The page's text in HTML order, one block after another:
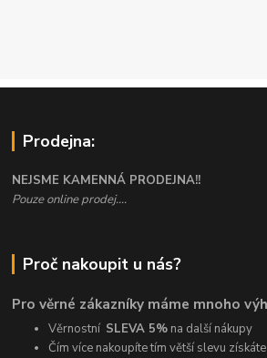
Prodejna:
NEJSME KAMENNÁ PRODEJNA!!
Pouze online prodej....
Proč nakoupit u nás?
Pro věrné zákazníky máme mnoho
Věrnostní SLEVA 5% na další nákupy
Čím více nakoupíte tím větší slevu